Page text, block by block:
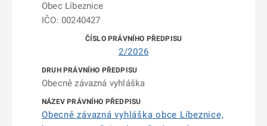
Obec Líbeznice
IČO: 00240427
2/2026
Obecně závazná vyhláška
Obecně závazná vyhláška obce Líbeznice,